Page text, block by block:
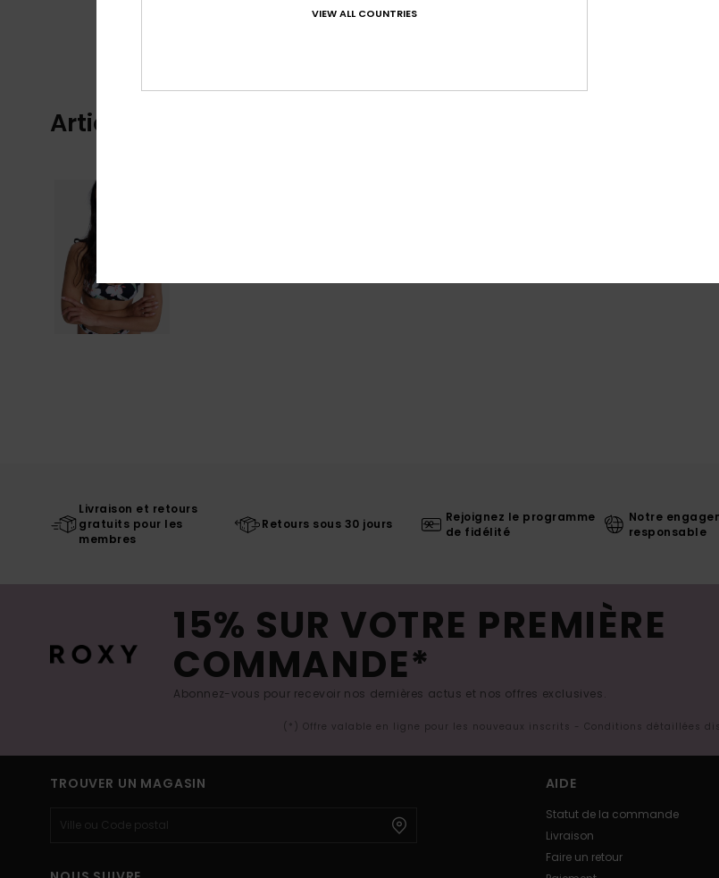
Articles vus récemment
Livraison et retours
gratuits pour les
membres
Retours sous 30 jours
Rejoignez le programme
de fidélité
Notre
responsable
15% SUR VOTRE PREMIÈRE
COMMANDE*
Abonnez-vous pour recevoir nos dernières actus et nos offres exclusives.
(*) Offre valable en ligne pour les nouveaux inscrits - Conditions détaillées
TROUVER UN MAGASIN AIDE
Statut de la commande
Livraison
Faire un retour
VIEW ALL COUNTRIES